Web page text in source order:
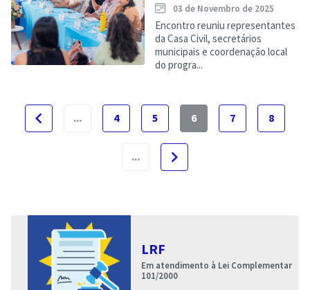
03 de Novembro de 2025
Encontro reuniu representantes
da Casa Civil, secretários
municipais e coordenação local
do progra...
navigate_before ... 4 5 6 7 8
... navigate_next
LRF
Em atendimento à Lei Complementar
101/2000